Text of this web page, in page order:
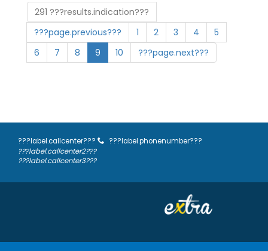
291 ???results.indication???
???page.previous???
1 2 3 4
5
6
7 8 9 10 ???page.next???
???label.callcenter???
???label.phonenumber???
???label.callcenter2???
???label.callcenter3???